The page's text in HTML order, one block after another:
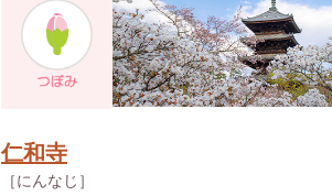
仁和寺
［にんなじ］